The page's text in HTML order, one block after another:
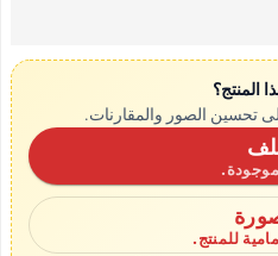
المنتج؟
تحسين الصور والمقارنات.
للمنتج.